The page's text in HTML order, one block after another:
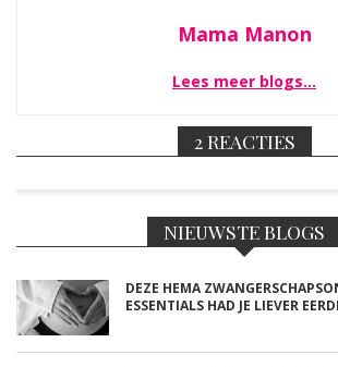
Mama Manon
Lees meer blogs…
2 REACTIES
NIEUWSTE BLOGS
DEZE HEMA
ESSENTIALS HAD JE LIEVER